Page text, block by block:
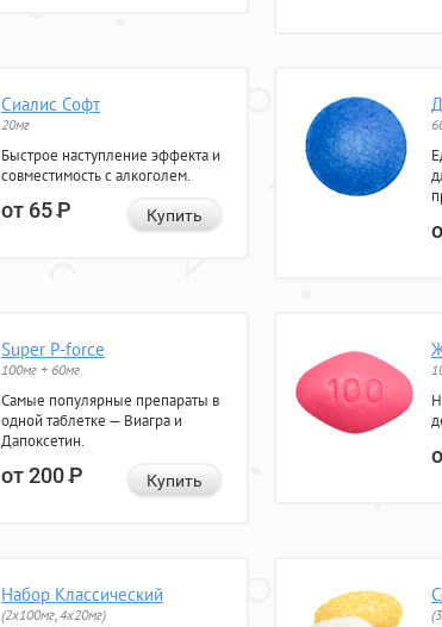
Сиалис Софт
20мг
Быстрое наступление эффекта и
совместимость с алкоголем.
от 65Р Купить
Super P-force
100мг + 60мг
Самые популярные препараты в
одной таблетке — Виагра и
Дапоксетин.
от 200Р Купить
Набор Классический
(2x100мг, 4x20мг)